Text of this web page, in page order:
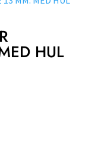
HUL